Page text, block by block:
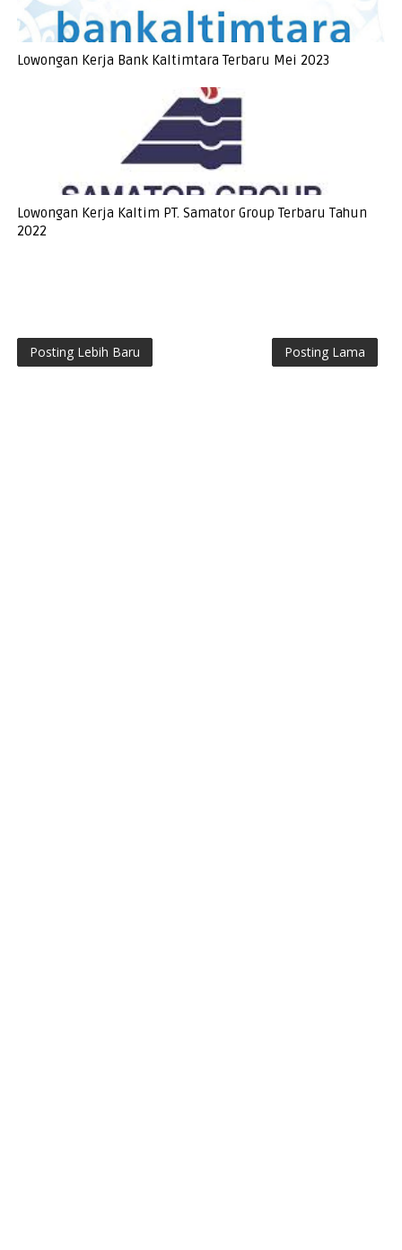
Lowongan Kerja Bank Kaltimtara Terbaru Mei 2023
Lowongan Kerja Kaltim PT. Samator Group Terbaru Tahun
2022
Posting Lebih Baru Posting Lama